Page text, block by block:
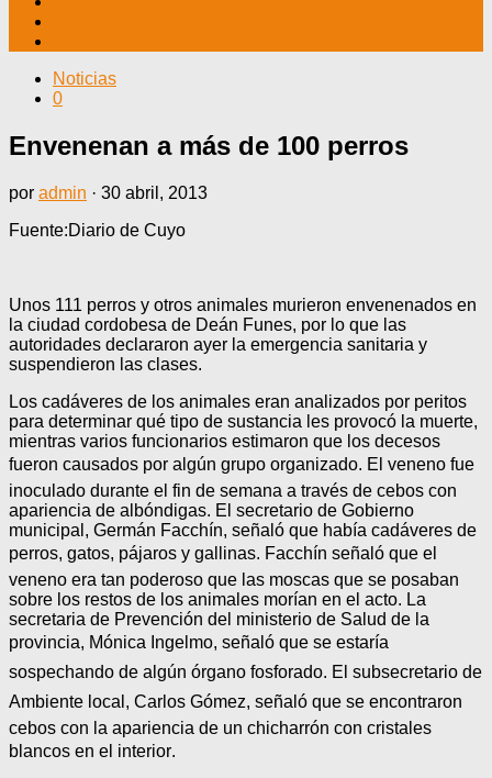
Noticias
0
Envenenan a más de 100 perros
por admin · 30 abril, 2013
Fuente:Diario de Cuyo
Unos 111 perros y otros animales murieron envenenados en
la ciudad cordobesa de Deán Funes, por lo que las
autoridades declararon ayer la emergencia sanitaria y
suspendieron las clases.
Los cadáveres de los animales eran analizados por peritos
para determinar qué tipo de sustancia les provocó la muerte,
mientras varios funcionarios estimaron que los decesos
fueron causados por algún grupo organizado. El veneno fue
inoculado durante el fin de semana a través de cebos con
apariencia de albóndigas. El secretario de Gobierno
municipal, Germán Facchín, señaló que había cadáveres de
perros, gatos, pájaros y gallinas. Facchín señaló que el
veneno era tan poderoso que las moscas que se posaban
sobre los restos de los animales morían en el acto. La
secretaria de Prevención del ministerio de Salud de la
provincia, Mónica Ingelmo, señaló que se estaría
sospechando de algún órgano fosforado. El subsecretario de
Ambiente local, Carlos Gómez, señaló que se encontraron
cebos con la apariencia de un chicharrón con cristales
blancos en el interior.